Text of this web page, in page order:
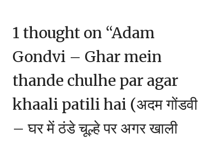
1 thought on “Adam
Gondvi – Ghar mein
thande chulhe par agar
khaali patili hai (अदम गोंडवी
– घर में ठंडे चूल्हे पर अगर खाली